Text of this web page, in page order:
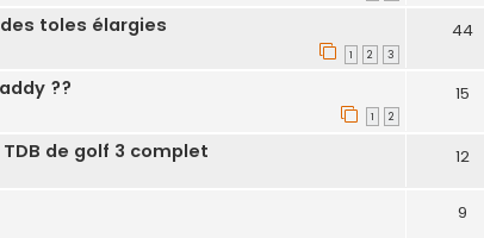
toles élargies
1 2 3
44
??
1 2
15
de golf 3 complet 12
9